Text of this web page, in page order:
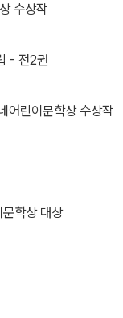
수상작
- 전2권
어린이문학상 수상작
학상 대상